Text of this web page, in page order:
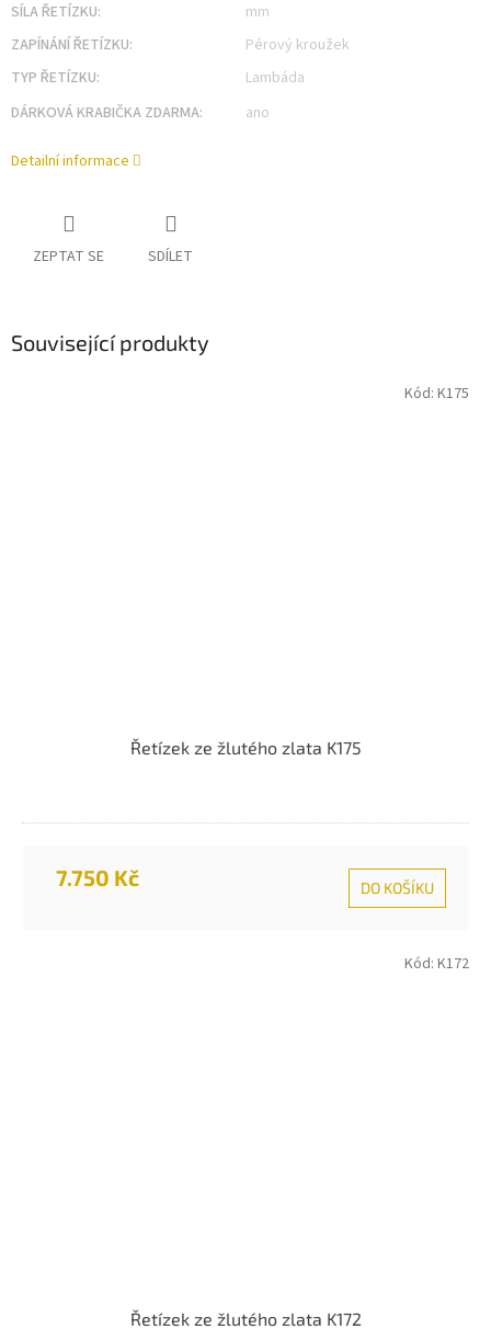
SÍLA ŘETÍZKU:
mm
ZAPÍNÁNÍ ŘETÍZKU:
Pérový kroužek
TYP ŘETÍZKU:
Lambáda
DÁRKOVÁ KRABIČKA ZDARMA: ano
Detailní informace
ZEPTAT SE SDÍLET
Související produkty
Řetízek ze žlutého zlata K175
7.750 Kč DO KOŠÍKU
Kód: K175
Řetízek ze žlutého zlata K172
Kód: K172